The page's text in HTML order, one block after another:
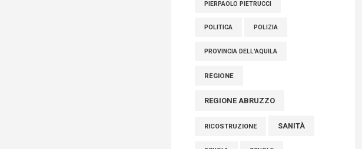
PIERPAOLO PIETRUCCI
POLITICA POLIZIA
PROVINCIA DELL'AQUILA
REGIONE
REGIONE ABRUZZO
RICOSTRUZIONE SANITÀ